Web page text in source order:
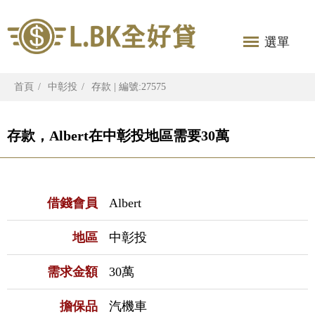
選單
首頁 中彰投 存款 | 編號:27575
存款，Albert在中彰投地區需要30萬
借錢會員 Albert
地區 中彰投
需求金額 30萬
擔保品 汽機車